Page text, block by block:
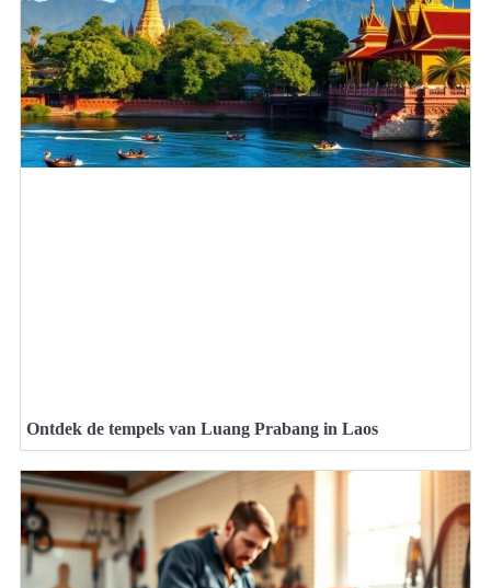
Ontdek de tempels van Luang Prabang in Laos